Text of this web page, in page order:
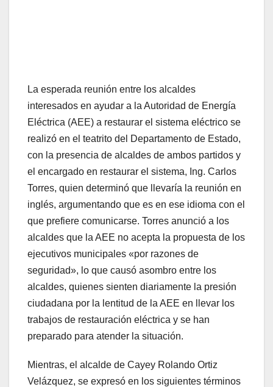
La esperada reunión entre los alcaldes
interesados en ayudar a la Autoridad de Energía
Eléctrica (AEE) a restaurar el sistema eléctrico se
realizó en el teatrito del Departamento de Estado,
con la presencia de alcaldes de ambos partidos y
el encargado en restaurar el sistema, Ing. Carlos
Torres, quien determinó que llevaría la reunión en
inglés, argumentando que es en ese idioma con el
que prefiere comunicarse. Torres anunció a los
alcaldes que la AEE no acepta la propuesta de los
ejecutivos municipales «por razones de
seguridad», lo que causó asombro entre los
alcaldes, quienes sienten diariamente la presión
ciudadana por la lentitud de la AEE en llevar los
trabajos de restauración eléctrica y se han
preparado para atender la situación.
Mientras, el alcalde de Cayey Rolando Ortiz
Velázquez, se expresó en los siguientes términos